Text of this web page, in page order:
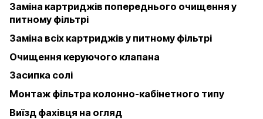
Заміна картриджів попереднього очищення у
питному фільтрі
Заміна всіх картриджів у питному фільтрі
Очищення керуючого клапана
Засипка солі
Монтаж фільтра колонно-кабінетного типу
Виїзд фахівця на огляд